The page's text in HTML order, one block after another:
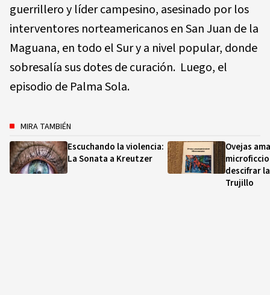
guerrillero y líder campesino, asesinado por los
interventores norteamericanos en San Juan de la
Maguana, en todo el Sur y a nivel popular, donde
sobresalía sus dotes de curación. Luego, el
episodio de Palma Sola.
MIRA TAMBIÉN
Escuchando la violencia:
La Sonata a Kreutzer
Ovejas
descifrar
Trujillo